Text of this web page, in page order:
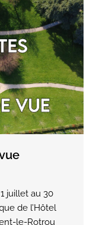
juillet au 30
de l’Hôtel
le-Rotrou